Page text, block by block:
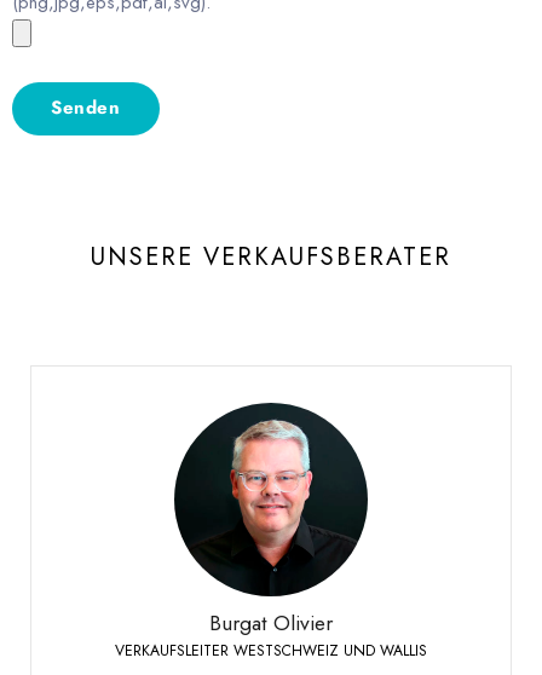
UNSERE VERKAUFSBERATER
Burgat Olivier
VERKAUFSLEITER WESTSCHWEIZ UND WALLIS
Burgat Olivier
VERKAUFSLEITER WESTSCHWEIZ UND WALLIS
Telefon:
+41 79 273 16 50